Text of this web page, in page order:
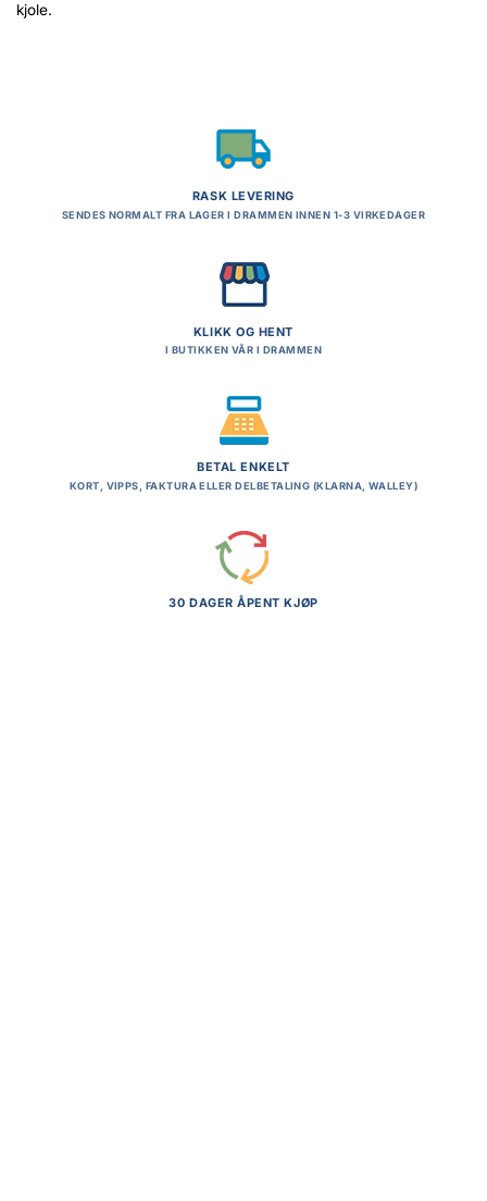
kjole.
RASK LEVERING
SENDES NORMALT FRA LAGER I DRAMMEN INNEN 1-3 VIRKEDAGER
KLIKK OG HENT
I BUTIKKEN VÅR I DRAMMEN
BETAL ENKELT
KORT, VIPPS, FAKTURA ELLER DELBETALING (KLARNA, WALLEY)
30 DAGER ÅPENT KJØP